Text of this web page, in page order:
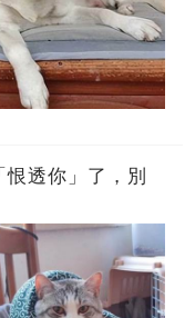
透你」了，別